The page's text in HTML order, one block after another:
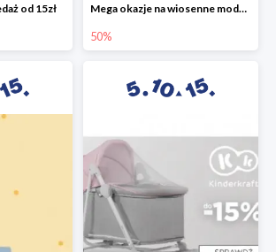
od 15zł Mega okazje na wiosenne modele w 5.10.15 do -50%
50%